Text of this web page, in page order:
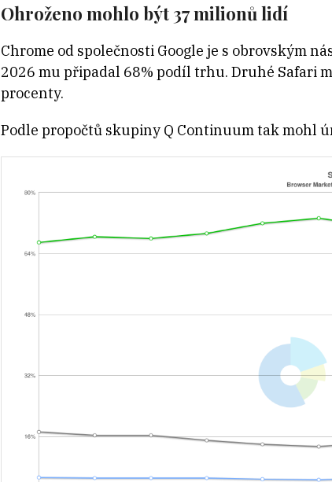
Ohroženo mohlo být 37 milionů lidí
Chrome od společnosti Google je s obrovským
2026 mu připadal 68% podíl trhu. Druhé Safari
procenty.
Podle propočtů skupiny Q Continuum tak mohl